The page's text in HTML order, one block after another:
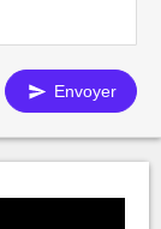
Envoyer